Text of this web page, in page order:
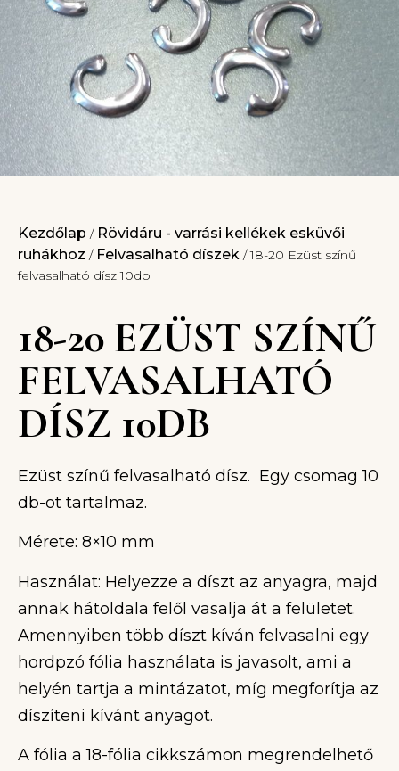
Kezdőlap / Rövidáru - varrási kellékek esküvői
ruhákhoz / Felvasalható díszek / 18-20 Ezüst színű
felvasalható dísz 10db
18-20 EZÜST SZÍNŰ
FELVASALHATÓ
DÍSZ 10DB
Ezüst színű felvasalható dísz. Egy csomag 10
db-ot tartalmaz.
Mérete: 8×10 mm
Használat: Helyezze a díszt az anyagra, majd
annak hátoldala felől vasalja át a felületet.
Amennyiben több díszt kíván felvasalni egy
hordpzó fólia használata is javasolt, ami a
helyén tartja a mintázatot, míg megforítja az
díszíteni kívánt anyagot.
A fólia a 18-fólia cikkszámon megrendelhető